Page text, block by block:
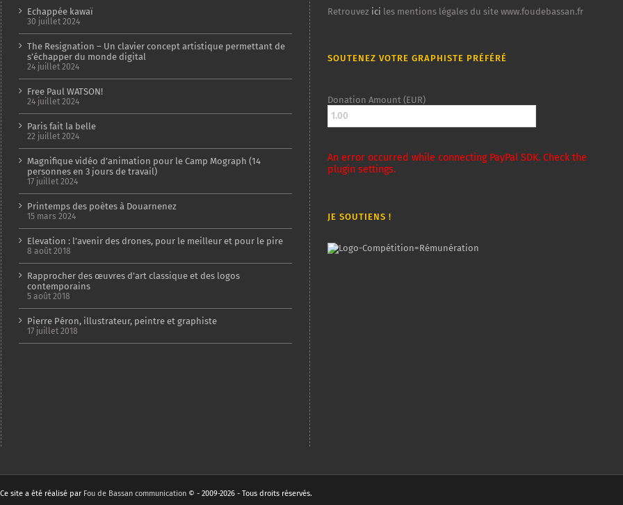
Echappée kawaï
30 juillet 2024
The Resignation – Un clavier concept artistique permettant de
s’échapper du monde digital
24 juillet 2024
Free Paul WATSON!
24 juillet 2024
Paris fait la belle
22 juillet 2024
Magnifique vidéo d’animation pour le Camp Mograph (14
personnes en 3 jours de travail)
17 juillet 2024
Printemps des poètes à Douarnenez
15 mars 2024
Elevation : l’avenir des drones, pour le meilleur et pour le pire
8 août 2018
Rapprocher des œuvres d’art classique et des logos
contemporains
5 août 2018
Pierre Péron, illustrateur, peintre et graphiste
17 juillet 2018
Retrouvez ici les mentions légales du site www.foudebassan.fr
SOUTENEZ VOTRE GRAPHISTE PRÉFÉRÉ
Donation Amount (EUR)
An error occurred while connecting PayPal SDK. Check the
plugin settings.
JE SOUTIENS !
Ce site a été réalisé par Fou de Bassan communication© - 2009-2026 - Tous droits réservés.